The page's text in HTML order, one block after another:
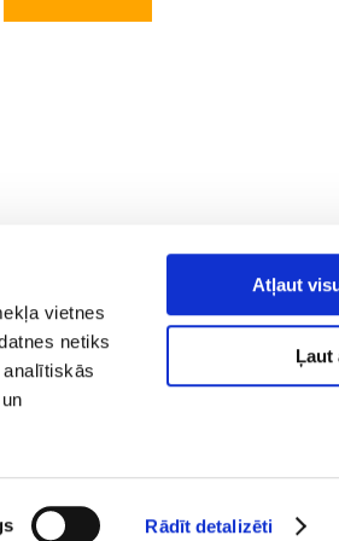
vietnes
netiks
Rādīt detalizēti
Atļaut
Ļaut
karte